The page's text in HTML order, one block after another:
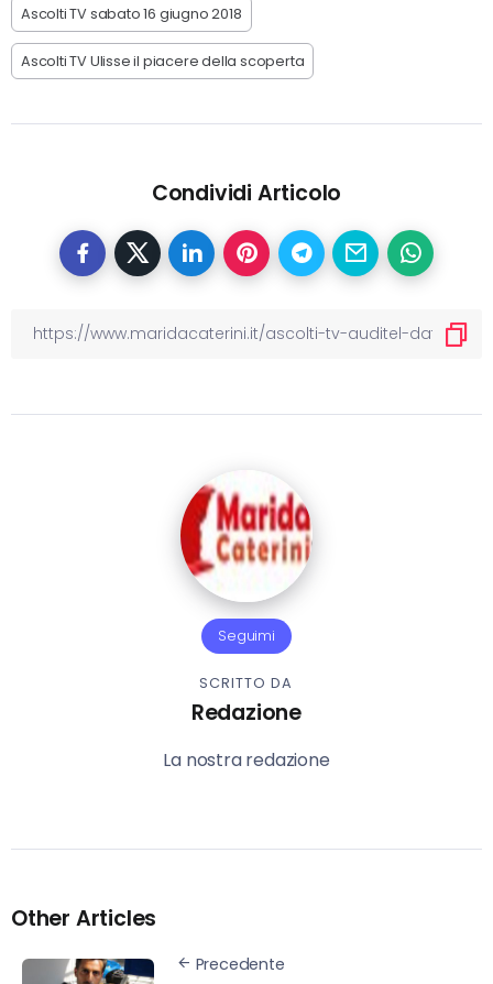
Ascolti TV sabato 16 giugno 2018
Ascolti TV Ulisse il piacere della scoperta
Condividi Articolo
Seguimi
SCRITTO DA
Redazione
La nostra redazione
Other Articles
Precedente